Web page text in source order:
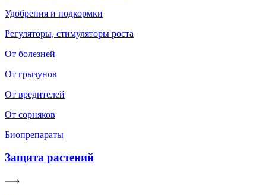
Удобрения и подкормки
Регуляторы, стимуляторы роста
От болезней
От грызунов
От вредителей
От сорняков
Биопрепараты
Защита растений